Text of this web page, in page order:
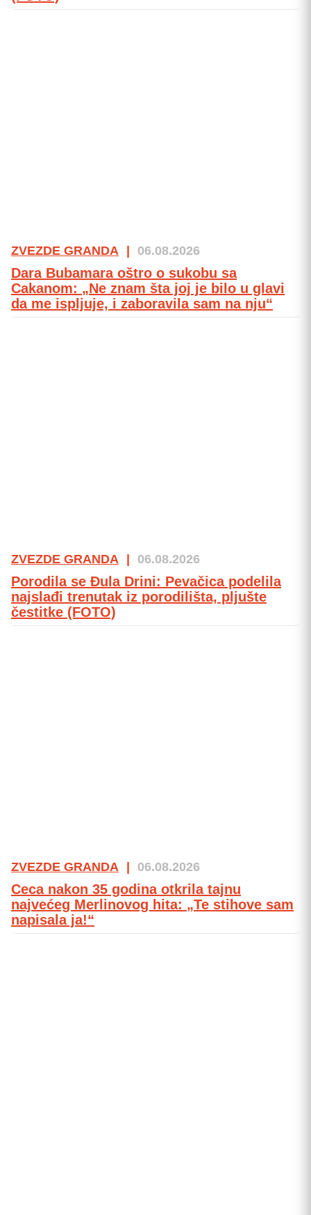
ZVEZDE GRANDA 06.08.2026
Dara Bubamara oštro o sukobu sa
Cakanom: „Ne znam šta joj je bilo u glavi
da me ispljuje, i zaboravila sam na nju“
ZVEZDE GRANDA | 06.08.2026
Porodila se Đula Drini: Pevačica podelila
najslađi trenutak iz porodilišta, pljušte
čestitke (FOTO)
ZVEZDE GRANDA | 06.08.2026
Ceca nakon 35 godina otkrila tajnu
najvećeg Merlinovog hita: „Te stihove sam
napisala ja!“